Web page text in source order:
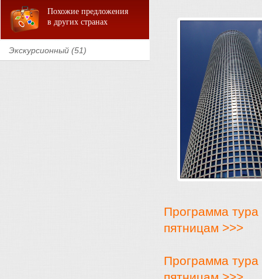
Похожие предложения
в других странах
Экскурсионный (51)
Программа тура
пятницам >>>
Программа тура